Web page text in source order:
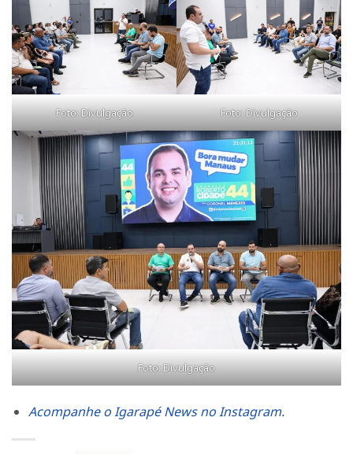
Foto: Divulgação Foto: Divulgação
Foto: Divulgação
Acompanhe o Igarapé News no Instagram.